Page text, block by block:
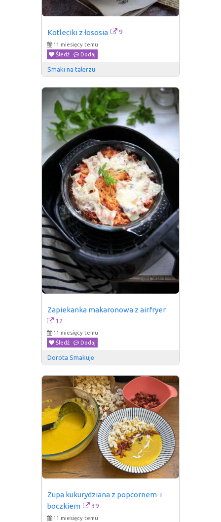
Kotleciki z łososia 9
11 miesięcy temu
Śledź
Dodaj
Smaki na talerzu
Zapiekanka makaronowa z airfryer
12
11 miesięcy temu
Śledź
Dodaj
Dorota Smakuje
Zupa kukurydziana z popcornem  i
boczkiem
39
11 miesięcy temu